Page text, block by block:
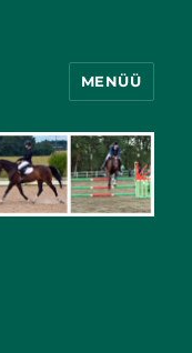
MENÜÜ